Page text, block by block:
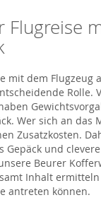
Flugreise
mit dem Flugzeug
Rolle.
Wer sich an das
Zusatzkosten.
Gepäck und
Beurer
Inhalt
antreten können.